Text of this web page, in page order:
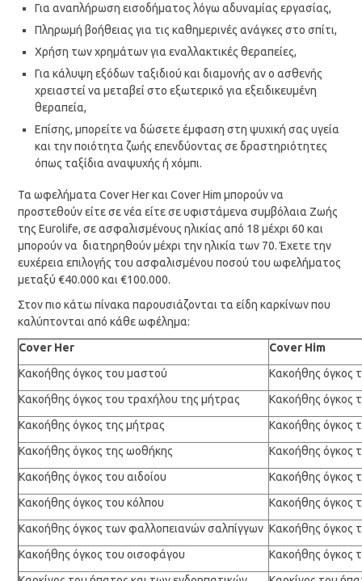
Για αναπλήρωση εισοδήματος λόγω αδυναμίας εργασίας,
Πληρωμή βοήθειας για τις καθημερινές ανάγκες στο σπίτι,
Χρήση των χρημάτων για εναλλακτικές θεραπείες,
Για κάλυψη εξόδων ταξιδιού και διαμονής αν ο ασθενής
χρειαστεί να μεταβεί στο εξωτερικό για εξειδικευμένη
θεραπεία,
Επίσης, μπορείτε να δώσετε έμφαση στη ψυχική σας υγεία
και την ποιότητα ζωής επενδύοντας σε δραστηριότητες
όπως ταξίδια αναψυχής ή χόμπι.
Τα ωφελήματα Cover Her και Cover Him μπορούν να
προστεθούν είτε σε νέα είτε σε υφιστάμενα συμβόλαια Ζωής
της Eurolife, σε ασφαλισμένους ηλικίας από 18 μέχρι 60 και
μπορούν να διατηρηθούν μέχρι την ηλικία των 70. Έχετε την
ευχέρεια επιλογής του ασφαλισμένου ποσού του ωφελήματος
μεταξύ €40.000 και €100.000.
Στον πιο κάτω πίνακα παρουσιάζονται τα είδη καρκίνων που
καλύπτονται από κάθε ωφέλημα:
Cover Her
Cover Him
Κακοήθης όγκος του μαστού
Κακοήθης όγκος
Κακοήθης όγκος του τραχήλου της μήτρας
Κακοήθης όγκος
Κακοήθης όγκος της μήτρας
Κακοήθης όγκος
Κακοήθης όγκος της ωοθήκης
Κακοήθης όγκος
Κακοήθης όγκος του αιδοίου
Κακοήθης όγκος
Κακοήθης όγκος του κόλπου
Κακοήθης όγκος
Κακοήθης όγκος των φαλλοπειανών σαλπίγγων Κακοήθης όγκος
Κακοήθης όγκος του οισοφάγου
Κακοήθης όγκος